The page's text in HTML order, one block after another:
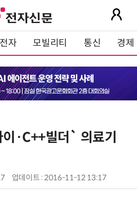
전자 모빌리티 통신 경제
·C++빌더` 의료기
업데이트 : 2016-11-12 13:17